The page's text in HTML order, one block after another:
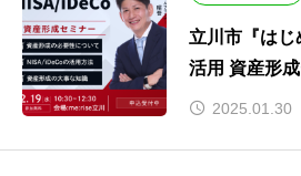
立川市『は
活用 資産形
月１９日（水
2025.01.30